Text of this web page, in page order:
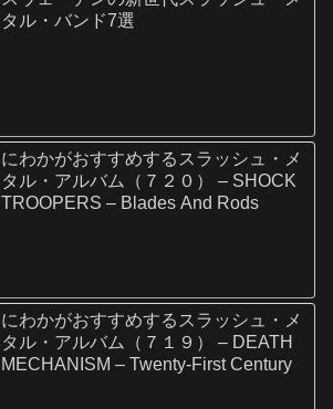
タル・バンド7選
にわかがおすすめするスラッシュ・メ
タル・アルバム（７２０） – SHOCK
TROOPERS – Blades And Rods
にわかがおすすめするスラッシュ・メ
タル・アルバム（７１９） – DEATH
MECHANISM – Twenty-First Century